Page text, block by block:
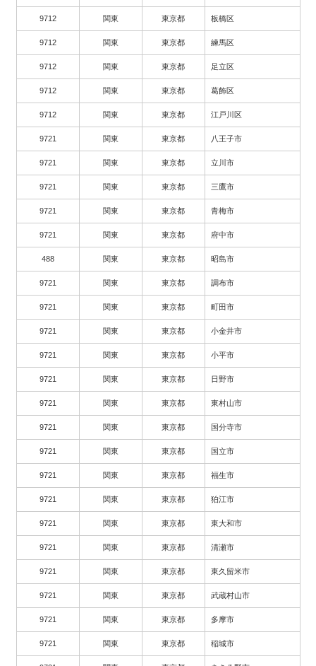
9712 関東 東京都 板橋区
9712 関東 東京都 練馬区
9712 関東 東京都 足立区
9712 関東 東京都 葛飾区
9712 関東 東京都 江戸川区
9721 関東 東京都 八王子市
9721 関東 東京都 立川市
9721 関東 東京都 三鷹市
9721 関東 東京都 青梅市
9721 関東 東京都 府中市
488 関東 東京都 昭島市
9721 関東 東京都 調布市
9721 関東 東京都 町田市
9721 関東 東京都 小金井市
9721 関東 東京都 小平市
9721 関東 東京都 日野市
9721 関東 東京都 東村山市
9721 関東 東京都 国分寺市
9721 関東 東京都 国立市
9721 関東 東京都 福生市
9721 関東 東京都 狛江市
9721 関東 東京都 東大和市
9721 関東 東京都 清瀬市
9721 関東 東京都 東久留米市
9721 関東 東京都 武蔵村山市
9721 関東 東京都 多摩市
9721 関東 東京都 稲城市